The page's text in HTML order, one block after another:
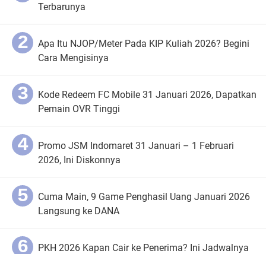
Terbarunya
Apa Itu NJOP/Meter Pada KIP Kuliah 2026? Begini
Cara Mengisinya
Kode Redeem FC Mobile 31 Januari 2026, Dapatkan
Pemain OVR Tinggi
Promo JSM Indomaret 31 Januari – 1 Februari
2026, Ini Diskonnya
Cuma Main, 9 Game Penghasil Uang Januari 2026
Langsung ke DANA
PKH 2026 Kapan Cair ke Penerima? Ini Jadwalnya